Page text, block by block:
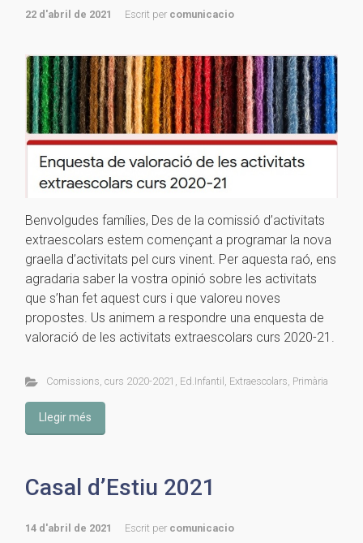
22 d'abril de 2021 Escrit per comunicacio
Benvolgudes famílies, Des de la comissió d’activitats
extraescolars estem començant a programar la nova
graella d’activitats pel curs vinent. Per aquesta raó, ens
agradaria saber la vostra opinió sobre les activitats
que s’han fet aquest curs i que valoreu noves
propostes. Us animem a respondre una enquesta de
valoració de les activitats extraescolars curs 2020-21.
Comissions, curs 2020-2021 , Ed.Infantil , Extraescolars, Primària
Llegir més
Casal d’Estiu 2021
14 d'abril de 2021 Escrit per comunicacio